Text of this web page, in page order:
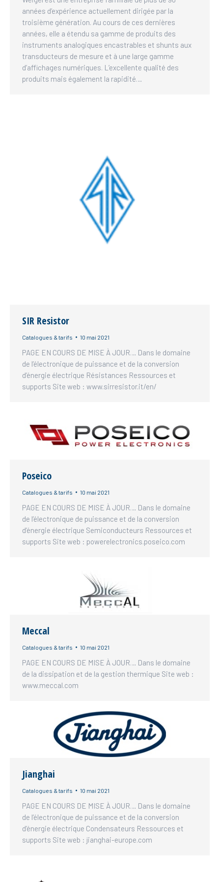
années d’expérience actuellement dirigée par la
troisième génération. Au cours de ces dernières
années, elle a étendu sa gamme de produits des
instruments analogiques encastrables et shunts aux
transducteurs de mesure et à une large gamme
d’affichages numériques. L’excellente qualité des
produits mais également la rapidité…
SIR Resistor
Catalogues & tarifs 10 mai 2021
PAGE EN COURS DE MISE À JOUR… Dans le domaine
de l’électronique de puissance et de la conversion
d’énergie électrique Résistances Ressources et
supports Site web : www.sirresistor.it/en/
Poseico
Catalogues & tarifs 10 mai 2021
PAGE EN COURS DE MISE À JOUR… Dans le domaine
de l’électronique de puissance et de la conversion
d’énergie électrique Semiconducteurs Ressources et
supports Site web : powerelectronics.poseico.com
Meccal
Catalogues & tarifs 10 mai 2021
PAGE EN COURS DE MISE À JOUR… Dans le domaine
de la dissipation et de la gestion thermique Site web :
www.meccal.com
Jianghai
Catalogues & tarifs 10 mai 2021
PAGE EN COURS DE MISE À JOUR… Dans le domaine
de l’électronique de puissance et de la conversion
d’énergie électrique Condensateurs Ressources et
supports Site web : jianghai-europe.com